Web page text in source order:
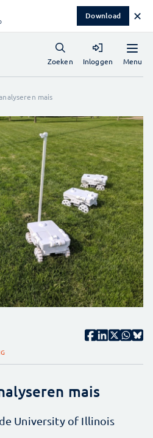
Download ✕
Menu
Zoeken Inloggen
mais
mais
University of Illinois